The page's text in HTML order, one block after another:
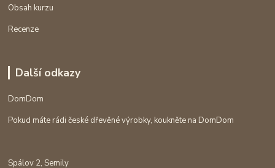
Obsah kurzu
Recenze
Další odkazy
DomDom
Pokud máte rádi české dřevěné výrobky, koukněte na DomDom
Spálov 2, Semily